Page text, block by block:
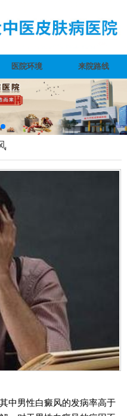
医院环境 来院路线
中男性白癜风的发病率高于